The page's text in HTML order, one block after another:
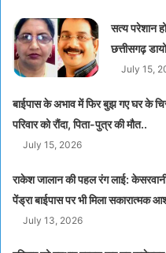
सत्य परेशान
छत्तीसगढ़
July 15,
बाईपास के अभाव में फिर बुझ गए घर के
परिवार को रौंदा, पिता-पुत्र की मौत..
July 15, 2026
राकेश जालान की पहल रंग लाई:
पेंड्रा बाईपास पर भी मिला सकारात्मक
July 13, 2026